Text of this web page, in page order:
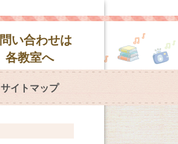
い合わせは
各教室へ
サイトマップ